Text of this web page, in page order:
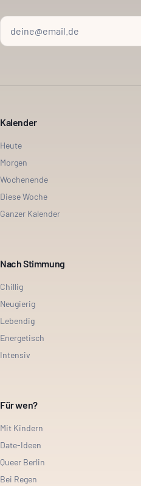
Kalender
Heute
Morgen
Wochenende
Diese Woche
Ganzer Kalender
Nach Stimmung
Chillig
Neugierig
Lebendig
Energetisch
Intensiv
Für wen?
Mit Kindern
Date-Ideen
Queer Berlin
Bei Regen